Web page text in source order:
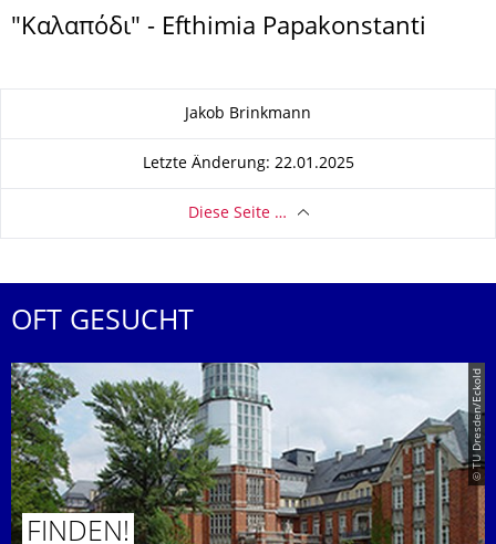
"Καλαπόδι" - Efthimia Papakonstanti
Jakob Brinkmann
Letzte Änderung: 22.01.2025
Diese Seite …
OFT GESUCHT
© TU Dresden/Eckold
FINDEN!